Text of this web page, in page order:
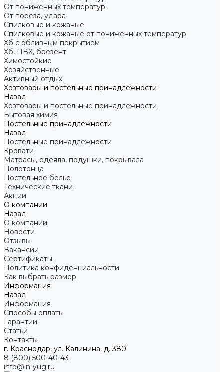
От пониженных температур
От пореза, удара
Спилковые и кожаные
Спилковые и кожаные от пониженных температур
Хб с обливным покрытием
Хб, ПВХ, брезент
Химостойкие
Хозяйственные
Активный отдых
Хозтовары и постельные принадлежности
Назад
Хозтовары и постельные принадлежности
Бытовая химия
Постельные принадлежности
Назад
Постельные принадлежности
Кровати
Матрасы, одеяла, подушки, покрывала
Полотенца
Постельное белье
Технические ткани
Акции
О компании
Назад
О компании
Новости
Отзывы
Вакансии
Сертификаты
Политика конфиденциальности
Как выбрать размер
Информация
Назад
Информация
Способы оплаты
Гарантии
Статьи
Контакты
г. Краснодар, ул. Калинина, д. 380
8 (800) 500-40-43
info@in-yug.ru